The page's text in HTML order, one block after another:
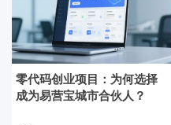
零代码创业项目：为何选择
成为易营宝城市合伙人？